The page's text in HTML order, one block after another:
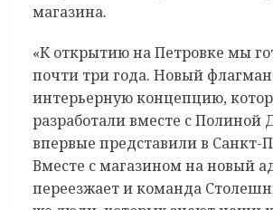
магазина.
«К открытию на Петровке мы
почти три года. Новый
интерьерную концепцию,
разработали вместе с
впервые представили в Санкт-
Вместе с магазином на новый
переезжает и команда